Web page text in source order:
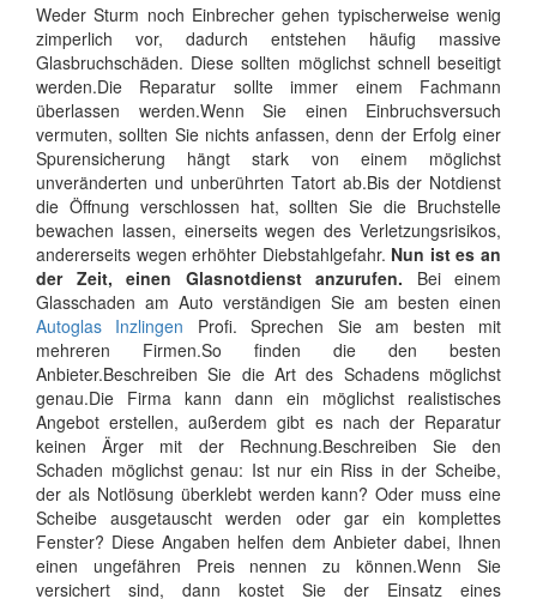
Weder Sturm noch Einbrecher gehen typischerweise wenig
zimperlich vor, dadurch entstehen häufig massive
Glasbruchschäden. Diese sollten möglichst schnell beseitigt
werden.Die Reparatur sollte immer einem Fachmann
überlassen werden.Wenn Sie einen Einbruchsversuch
vermuten, sollten Sie nichts anfassen, denn der Erfolg einer
Spurensicherung hängt stark von einem möglichst
unveränderten und unberührten Tatort ab.Bis der Notdienst
die Öffnung verschlossen hat, sollten Sie die Bruchstelle
bewachen lassen, einerseits wegen des Verletzungsrisikos,
andererseits wegen erhöhter Diebstahlgefahr. Nun ist es an
der Zeit, einen Glasnotdienst anzurufen. Bei einem
Glasschaden am Auto verständigen Sie am besten einen
Autoglas Inzlingen Profi. Sprechen Sie am besten mit
mehreren Firmen.So finden die den besten
Anbieter.Beschreiben Sie die Art des Schadens möglichst
genau.Die Firma kann dann ein möglichst realistisches
Angebot erstellen, außerdem gibt es nach der Reparatur
keinen Ärger mit der Rechnung.Beschreiben Sie den
Schaden möglichst genau: Ist nur ein Riss in der Scheibe,
der als Notlösung überklebt werden kann? Oder muss eine
Scheibe ausgetauscht werden oder gar ein komplettes
Fenster? Diese Angaben helfen dem Anbieter dabei, Ihnen
einen ungefähren Preis nennen zu können.Wenn Sie
versichert sind, dann kostet Sie der Einsatz eines